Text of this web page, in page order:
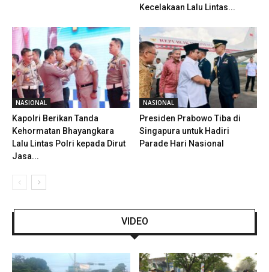
Kecelakaan Lalu Lintas...
NASIONAL
Kapolri Berikan Tanda
Kehormatan Bhayangkara
Lalu Lintas Polri kepada Dirut
Jasa...
NASIONAL
Presiden Prabowo Tiba di
Singapura untuk Hadiri
Parade Hari Nasional
VIDEO